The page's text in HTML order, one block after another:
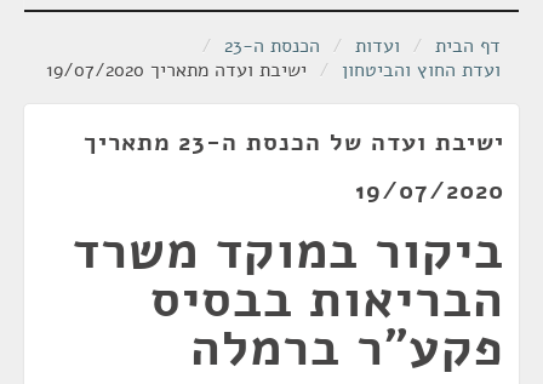
דף הבית / ועדות / הכנסת ה-23
/
ועדת החוץ והביטחון / ישיבת ועדה מתאריך 19/07/2020
ישיבת ועדה של הכנסת ה-23 מתאריך
19/07/2020
ביקור במוקד משרד
הבריאות בבסיס
פקע"ר ברמלה